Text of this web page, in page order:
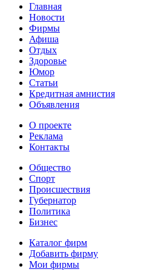
Главная
Новости
Фирмы
Афиша
Отдых
Здоровье
Юмор
Статьи
Кредитная амнистия
Объявления
О проекте
Реклама
Контакты
Общество
Спорт
Происшествия
Губернатор
Политика
Бизнес
Каталог фирм
Добавить фирму
Мои фирмы